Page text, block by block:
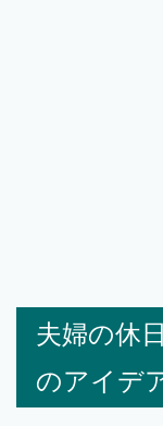
夫婦の休
のアイデ